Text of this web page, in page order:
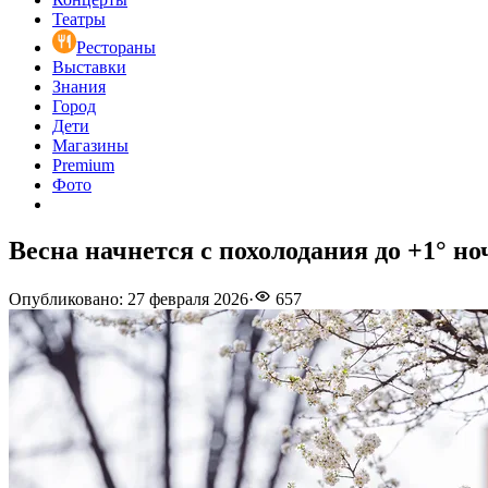
Театры
Рестораны
Выставки
Знания
Город
Дети
Магазины
Premium
Фото
Весна начнется с похолодания до +1°
Опубликовано: 27 февраля 2026· 657